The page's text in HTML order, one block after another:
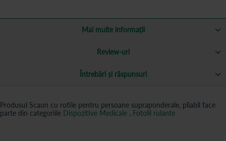
Mai multe informații
Review-uri
Întrebări și răspunsuri
Produsul Scaun cu rotile pentru persoane supraponderale, pliabil face
parte din categoriile Dispozitive Medicale , Fotolii rulante